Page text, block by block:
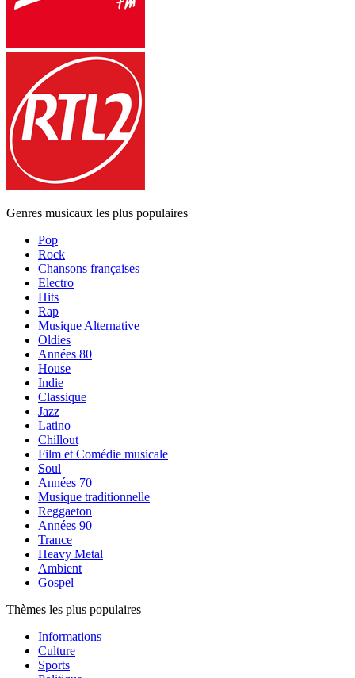
Genres musicaux les plus populaires
Pop
Rock
Chansons françaises
Electro
Hits
Rap
Musique Alternative
Oldies
Années 80
House
Indie
Classique
Jazz
Latino
Chillout
Film et Comédie musicale
Soul
Années 70
Musique traditionnelle
Reggaeton
Années 90
Trance
Heavy Metal
Ambient
Gospel
Thèmes les plus populaires
Informations
Culture
Sports